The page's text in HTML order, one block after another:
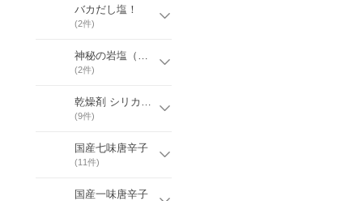
バカだし塩！
(2件)
神秘の岩塩（贈答用）
(2件)
乾燥剤 シリカゲル
(9件)
国産七味唐辛子
(11件)
国産一味唐辛子